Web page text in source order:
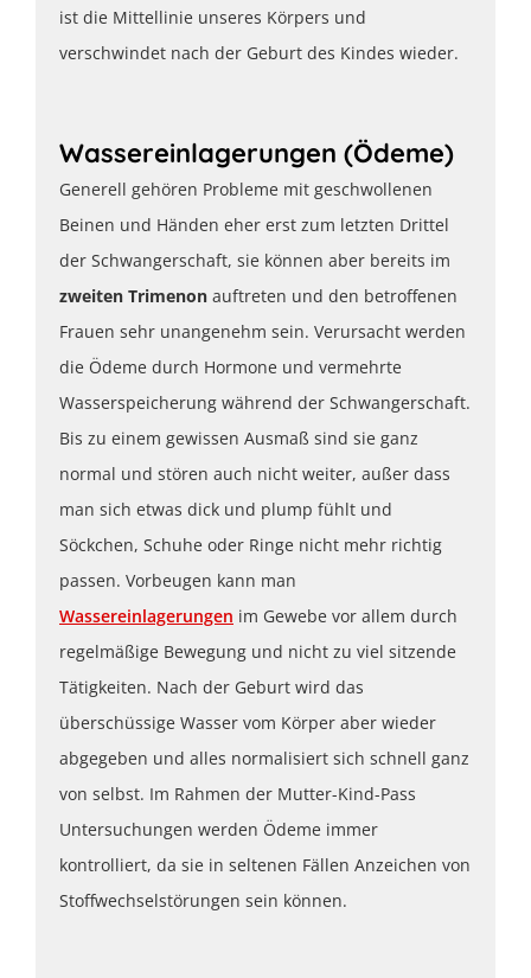
ist die Mittellinie unseres Körpers und
verschwindet nach der Geburt des Kindes wieder.
Wassereinlagerungen (Ödeme)
Generell gehören Probleme mit geschwollenen
Beinen und Händen eher erst zum letzten Drittel
der Schwangerschaft, sie können aber bereits im
zweiten Trimenon auftreten und den betroffenen
Frauen sehr unangenehm sein. Verursacht werden
die Ödeme durch Hormone und vermehrte
Wasserspeicherung während der Schwangerschaft.
Bis zu einem gewissen Ausmaß sind sie ganz
normal und stören auch nicht weiter, außer dass
man sich etwas dick und plump fühlt und
Söckchen, Schuhe oder Ringe nicht mehr richtig
passen. Vorbeugen kann man
Wassereinlagerungen im Gewebe vor allem durch
regelmäßige Bewegung und nicht zu viel sitzende
Tätigkeiten. Nach der Geburt wird das
überschüssige Wasser vom Körper aber wieder
abgegeben und alles normalisiert sich schnell ganz
von selbst. Im Rahmen der Mutter-Kind-Pass
Untersuchungen werden Ödeme immer
kontrolliert, da sie in seltenen Fällen Anzeichen von
Stoffwechselstörungen sein können.